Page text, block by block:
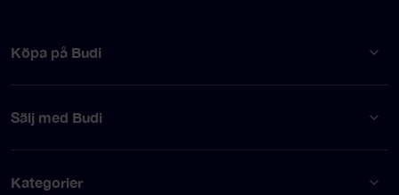
Köpa på Budi
Sälj med Budi
Kategorier